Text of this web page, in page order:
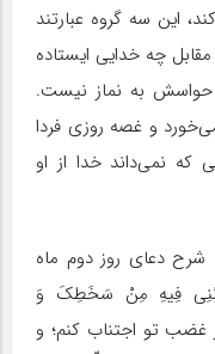
این سه گروه عبارتند
چه خدایی ایستاده
حواسش به نماز نیست.
و غصه روزی فردا
نمی‌داند خدا از او
شرح دعای روز دوم ماه
فِیهِ مِنْ سَخَطِکَ وَ
غضب تو اجتناب کنم؛ و